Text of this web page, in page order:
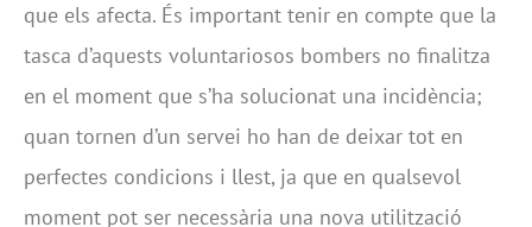
que els afecta. És important tenir en compte que la
tasca d’aquests voluntariosos bombers no finalitza
en el moment que s’ha solucionat una incidència;
quan tornen d’un servei ho han de deixar tot en
perfectes condicions i llest, ja que en qualsevol
moment pot ser necessària una nova utilització